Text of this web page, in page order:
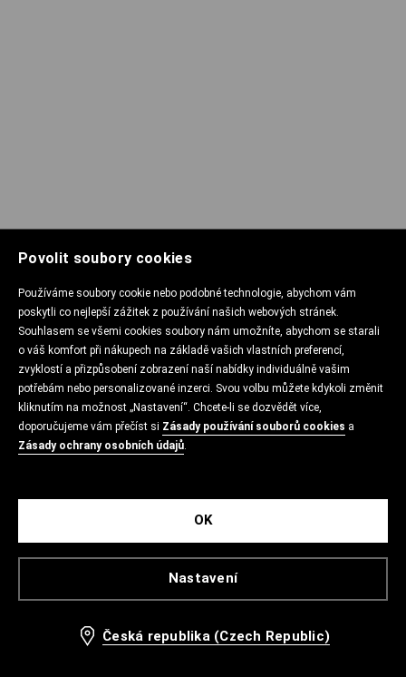
Povolit soubory cookies
Používáme soubory cookie nebo podobné technologie, abychom vám
poskytli co nejlepší zážitek z používání našich webových stránek.
Souhlasem se všemi cookies soubory nám umožníte, abychom se starali
o váš komfort při nákupech na základě vašich vlastních preferencí,
zvyklostí a přizpůsobení zobrazení naší nabídky individuálně vašim
potřebám nebo personalizované inzerci. Svou volbu můžete kdykoli změnit
kliknutím na možnost „Nastavení“. Chcete-li se dozvědět více,
doporučujeme vám přečíst si Zásady používání souborů cookies a
Zásady ochrany osobních údajů.
Nastavení
OK
Česká republika (Czech Republic)